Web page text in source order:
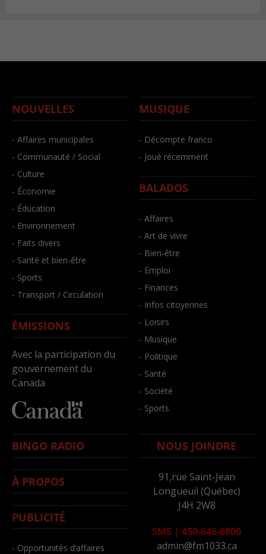
NOUVELLES
- Affaires municipales
- Communauté / Social
- Culture
- Économie
- Éducation
- Environnement
- Faits divers
- Santé et bien-être
- Sports
- Transport / Circulation
ÉMISSIONS
Avec la participation du
gouvernement du
Canada
MUSIQUE
- Décompte franco
- Joué récemment
BALADOS
- Affaires
- Art de vivre
- Bien-être
- Emploi
- Finances
- Infos citoyennes
- Loisirs
- Musique
- Politique
- Santé
- Société
- Sports
BINGO RADIO
À PROPOS
PUBLICITÉ
- Opportunités d’affaires
NOUS JOINDRE
91,rue Saint-Jean
Longueuil (Québec)
J4H 2W8
SMS | 450-646-6800
admin@fm1033.ca